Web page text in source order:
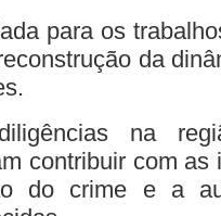
para os
da
na
contribuir com as
do crime e a